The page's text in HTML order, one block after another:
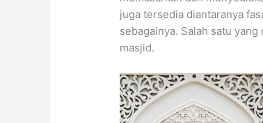
juga tersedia diantaranya
sebagainya. Salah satu
masjid.